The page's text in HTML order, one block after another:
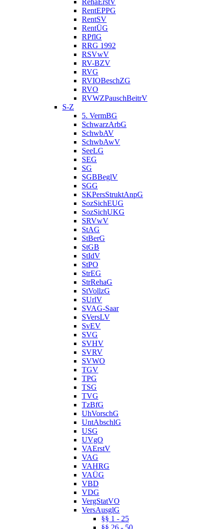
RentEPPG
RentSV
RentÜG
RPflG
RRG 1992
RSVwV
RV-BZV
RVG
RVIOBeschZG
RVO
RVWZPauschBeitrV
S-Z
5. VermBG
SchwarzArbG
SchwbAV
SchwbAwV
SeeLG
SEG
SG
SGBBeglV
SGG
SKPersStruktAnpG
SozSichEUG
SozSichUKG
SRVwV
StAG
StBerG
StGB
StIdV
StPO
StrEG
StrRehaG
StVollzG
SUrlV
SVAG-Saar
SVersLV
SvEV
SVG
SVHV
SVRV
SVWO
TGV
TPG
TSG
TVG
TzBfG
UhVorschG
UntAbschlG
USG
UVgO
VAErstV
VAG
VAHRG
VAÜG
VBD
VDG
VergStatVO
VersAusglG
§§ 1 - 25
§§ 26 - 50